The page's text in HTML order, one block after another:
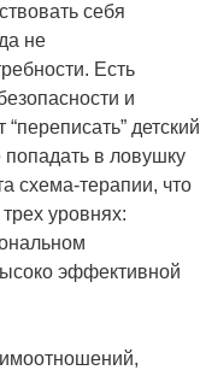
себя
не
Есть
и
детский
в ловушку
схема-терапии, что
уровнях:
эффективной